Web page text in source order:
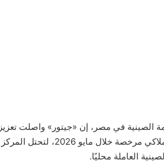
الصينية في مصر، إن «جيتور» واصلت تعزيز
مكانتها داخل سوق السيارات المحلية، بعدما سجلت مبيعات بلغت 1503 سيارات ملاكي مرخصة خلال مايو 2026، لتحتل المركز
العاملة محليًا.